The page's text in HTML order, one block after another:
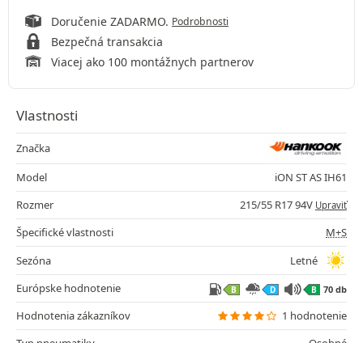
Doručenie ZADARMO. Podrobnosti
Bezpečná transakcia
Viacej ako 100 montážnych partnerov
Vlastnosti
Značka
Model
iON ST AS IH61
Rozmer
215/55 R17 94V Upraviť
Špecifické vlastnosti
M+S
Sezóna
Letné
Európske hodnotenie
B D B 70 db
Hodnotenia zákazníkov
1 hodnotenie